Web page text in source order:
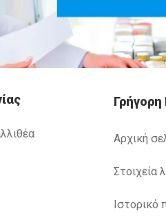
Αρχική
Στοιχεία
Ιστορικό